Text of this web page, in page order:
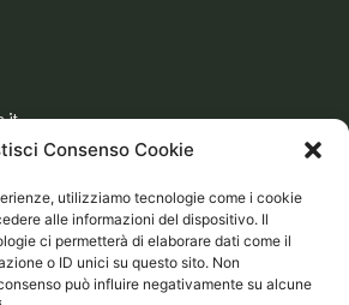
Consenso Cookie
utilizziamo tecnologie come i cookie
alle informazioni del dispositivo. Il
ci permetterà di elaborare dati come il
o ID unici su questo sito. Non
può influire negativamente su alcune